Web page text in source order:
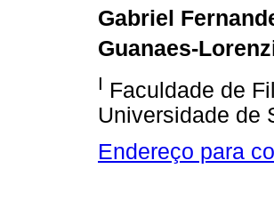
Gabriel
Guanaes-
I Faculdade de
Universidade de
Endereço para